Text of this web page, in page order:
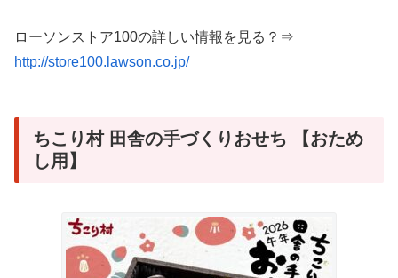
ローソンストア100の詳しい情報を見る？⇒
http://store100.lawson.co.jp/
ちこり村 田舎の手づくりおせち 【おため
し用】